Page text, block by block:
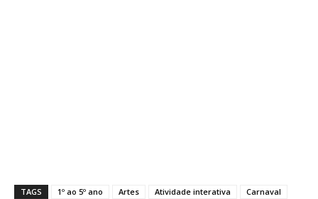
TAGS 1º ao 5º ano Artes Atividade interativa
Carnaval